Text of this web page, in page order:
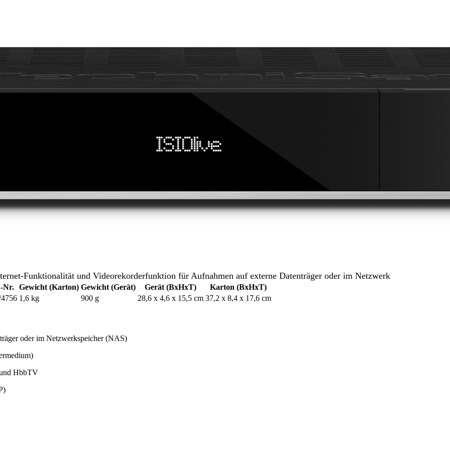
Funktionalität und Videorekorderfunktion für Aufnahmen auf externe Datenträger oder im Netzwerk
Nr. Gewicht (Karton) Gewicht (Gerät) Gerät (BxHxT)
Karton (BxHxT)
1,6 kg 900 g 28,6 x 4,6 x 15,5 cm 37,2 x 8,4 x 17,6 cm
oder im Netzwerkspeicher (NAS)
HbbTV